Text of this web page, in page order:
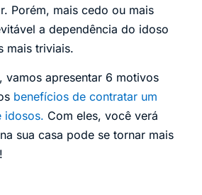
Porém, mais cedo ou mais
a dependência do idoso
mais triviais.
vamos apresentar 6 motivos
benefícios de contratar um
idosos. Com eles, você verá
sua casa pode se tornar mais